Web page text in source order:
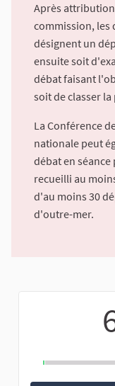
Après
commission, les
désignent un
ensuite soit
débat faisant
soit de classer
La Conférence
nationale peut
débat en
recueilli au
d'au moins 30
d'outre-mer.